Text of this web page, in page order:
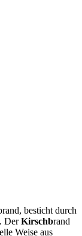
besticht durch
DerKirschbrand
Weise aus